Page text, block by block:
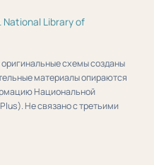
National Library of
схемы созданы
материалы опираются
Национальной
Не связано с третьими